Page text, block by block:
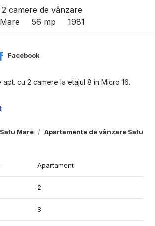
camere de vânzare
56 mp 1981
Mare Apartamente de vânzare Satu
Facebook
apt. cu 2 camere la etajul 8 in Micro 16.
Apartament
2
8